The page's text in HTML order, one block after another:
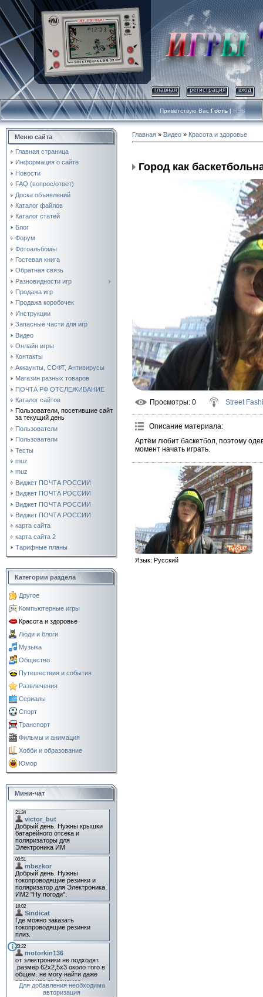
главная регистрация вход
Приветствую Вас Гость | RSS
Меню сайта
Главная страница
Информация о сайте
Новости
FAQ (вопрос/ответ)
Доска объявлений
Каталог файлов
Каталог статей
Блог
Форум
Фотоальбомы
Гостевая книга
Обратная связь
Разновидности игр
Продажа игр
Продажа коробочек
Инструкции
Запасные части для игр
Видео
Онлайн игры
Контакты
Аккаунты, СОФТ, Антивирусы
Магазин разных товаров
ПОЧТА РФ ОТСЛЕЖИВАНИЕ
Каталог сайтов
Пользователи, посетившие сайт
за текущий день
Пользователи
Пользователи
Тесты
muz
muz
Виджет ПОЧТА РОССИИ
Виджет ПОЧТА РОССИИ
Виджет ПОЧТА РОССИИ
Виджет ПОЧТА РОССИИ
карта сайта
карта сайта 2
Тарифные планы
Категории раздела
Другое
Компьютерные игры
Красота и здоровье
Люди и блоги
Музыка
Общество
Путешествия и события
Развлечения
Сериалы
Спорт
Транспорт
Фильмы и анимация
Хобби и образование
Юмор
Мини-чат
Для добавления необходима
авторизация
Главная » Видео » Красота и здоровье
Город как
Просмотры: 0 Street
Описание материала:
Артём любит баскетбол, поэтому
момент начать играть.
Язык: Русский